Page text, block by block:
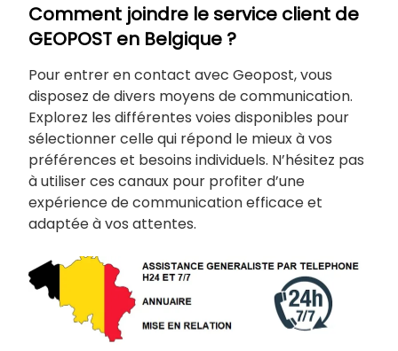
Comment joindre le service client de
GEOPOST en Belgique ?
Pour entrer en contact avec Geopost, vous
disposez de divers moyens de communication.
Explorez les différentes voies disponibles pour
sélectionner celle qui répond le mieux à vos
préférences et besoins individuels. N’hésitez pas
à utiliser ces canaux pour profiter d’une
expérience de communication efficace et
adaptée à vos attentes.